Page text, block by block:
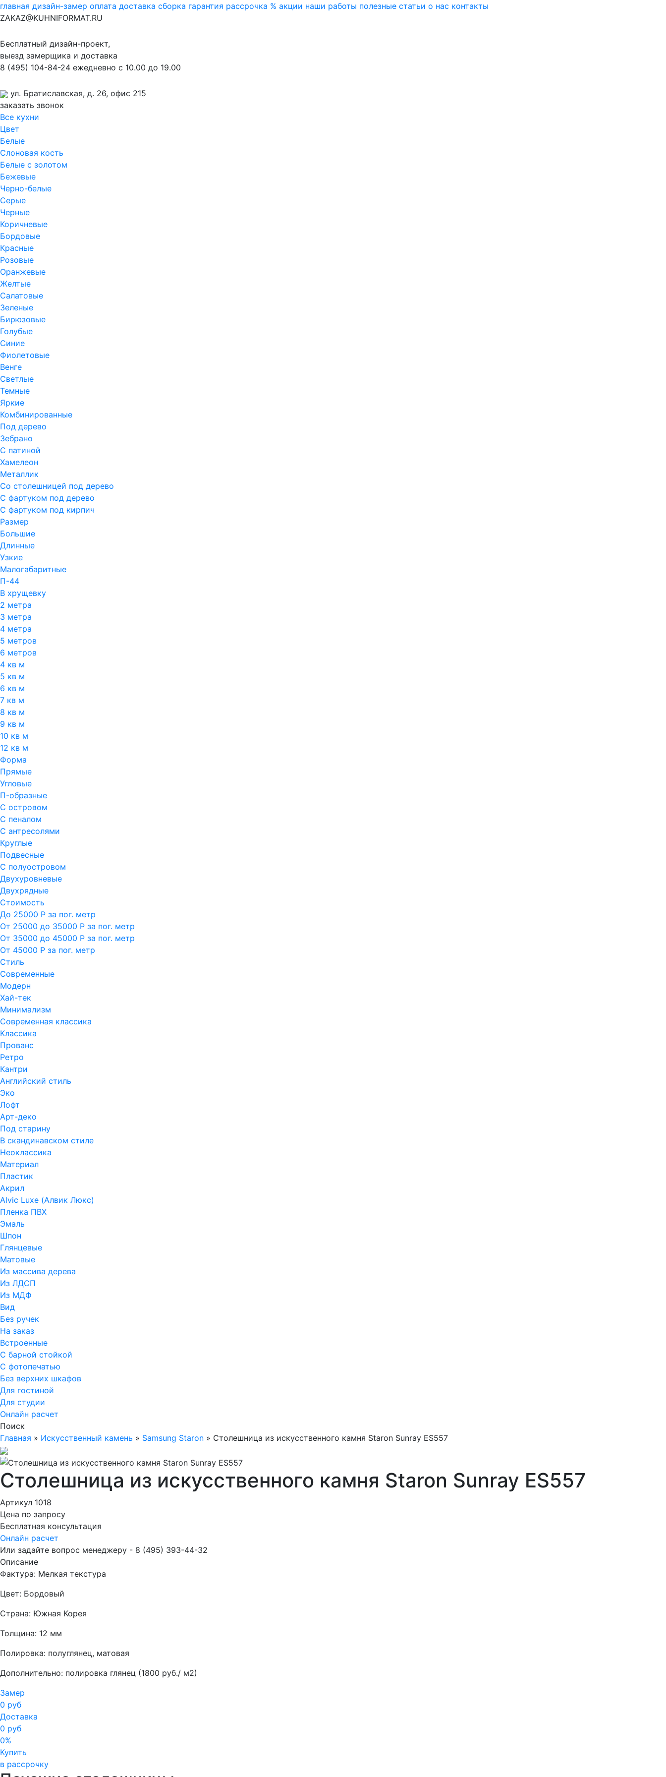
главная дизайн-замер оплата доставка сборка гарантия рассрочка % акции наши работы полезные статьи о нас контакты
ZAKAZ@KUHNIFORMAT.RU
Бесплатный дизайн-проект,
выезд замерщика и доставка
8 (495) 104-84-24 ежедневно с 10.00 до 19.00
ул. Братиславская, д. 26, офис 215
заказать звонок
Все кухни
Цвет
Белые
Слоновая кость
Белые с золотом
Бежевые
Черно-белые
Серые
Черные
Коричневые
Бордовые
Красные
Розовые
Оранжевые
Желтые
Салатовые
Зеленые
Бирюзовые
Голубые
Синие
Фиолетовые
Венге
Светлые
Темные
Яркие
Комбинированные
Под дерево
Зебрано
С патиной
Хамелеон
Металлик
Со столешницей под дерево
С фартуком под дерево
С фартуком под кирпич
Размер
Большие
Длинные
Узкие
Малогабаритные
П-44
В хрущевку
2 метра
3 метра
4 метра
5 метров
6 метров
4 кв м
5 кв м
6 кв м
7 кв м
8 кв м
9 кв м
10 кв м
12 кв м
Форма
Прямые
Угловые
П-образные
С островом
С пеналом
С антресолями
Круглые
Подвесные
С полуостровом
Двухуровневые
Двухрядные
Стоимость
До 25000 Р за пог. метр
От 25000 до 35000 Р за пог. метр
От 35000 до 45000 Р за пог. метр
От 45000 Р за пог. метр
Стиль
Современные
Модерн
Хай-тек
Минимализм
Современная классика
Классика
Прованс
Ретро
Кантри
Английский стиль
Эко
Лофт
Арт-деко
Под старину
В скандинавском стиле
Неоклассика
Материал
Пластик
Акрил
Alvic Luxe (Алвик Люкс)
Пленка ПВХ
Эмаль
Шпон
Глянцевые
Матовые
Из массива дерева
Из ЛДСП
Из МДФ
Вид
Без ручек
На заказ
Встроенные
С барной стойкой
С фотопечатью
Без верхних шкафов
Для гостиной
Для студии
Онлайн расчет
Поиск
Главная » Искусственный камень » Samsung Staron » Столешница из искусственного камня Staron Sunray ES557
Столешница из искусственного камня Staron Sunray ES557
Артикул 1018
Цена по запросу
Бесплатная консультация
Онлайн расчет
Или задайте вопрос менеджеру - 8 (495) 393-44-32
Описание
Фактура: Мелкая текстура
Цвет: Бордовый
Страна: Южная Корея
Толщина: 12 мм
Полировка: полуглянец, матовая
Дополнительно: полировка глянец (1800 руб./ м2)
Замер
0 руб
Доставка
0 руб
0%
Купить
в рассрочку